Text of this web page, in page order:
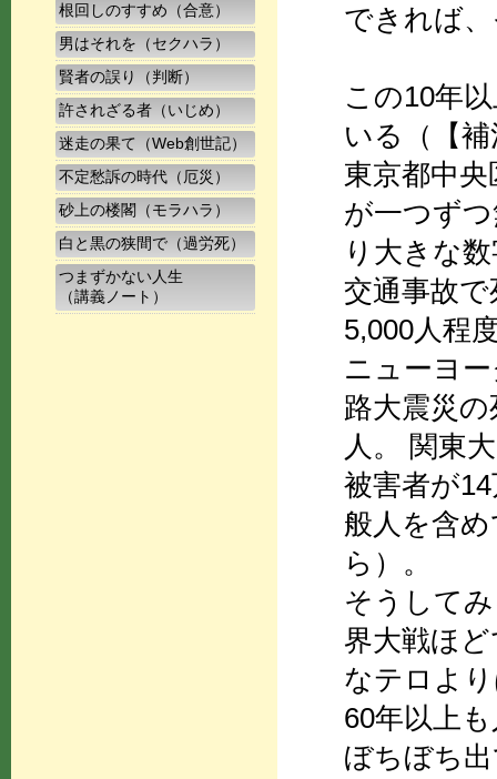
根回しのすすめ（合意）
男はそれを（セクハラ）
賢者の誤り（判断）
許されざる者（いじめ）
迷走の果て（Web創世記）
不定愁訴の時代（厄災）
砂上の楼閣（モラハラ）
白と黒の狭間で（過労死）
つまずかない人生
（講義ノート）
できれば
この10年
いる（【
東京都中
が一つず
り大きな
交通事故
5,000人程
ニューヨ
路大震災
人。 関東
被害者が
般人を含
ら）。
そうして
界大戦ほ
なテロよ
60年以上
ぼちぼち